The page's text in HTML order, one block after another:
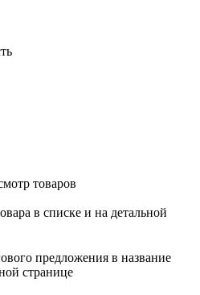
товаров
в списке и на детальной
предложения в название
странице